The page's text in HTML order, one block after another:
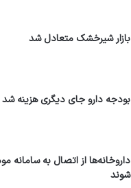
بازار شیرخشک متعادل شد
بودجه دارو جای دیگری هزینه شد
داروخانه‌ها از اتصال به سامانه
شوند